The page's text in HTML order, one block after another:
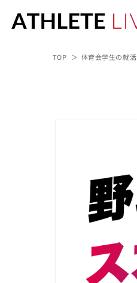
TOP 体育会学生の就活